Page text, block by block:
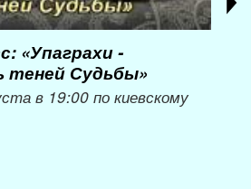
«Упаграхи -
теней Судьбы»
в 19:00 по киевскому